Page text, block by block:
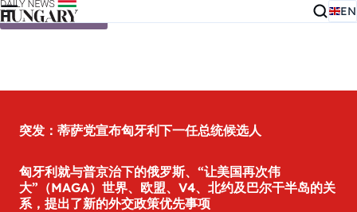
Skip to content EN
突发：蒂萨党宣布匈牙利下一任总统候选人
匈牙利就与普京治下的俄罗斯、“让美国再次伟
大”（MAGA）世界、欧盟、V4、北约及巴尔干半岛的关
系，提出了新的外交政策优先事项